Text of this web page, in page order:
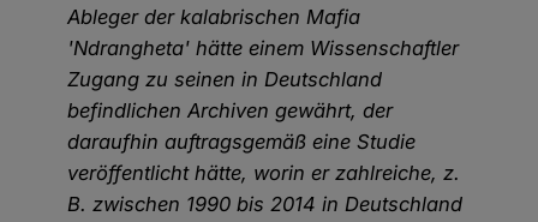
Ableger der kalabrischen Mafia
'Ndrangheta' hätte einem Wissenschaftler
Zugang zu seinen in Deutschland
befindlichen Archiven gewährt, der
daraufhin auftragsgemäß eine Studie
veröffentlicht hätte, worin er zahlreiche, z.
B. zwischen 1990 bis 2014 in Deutschland